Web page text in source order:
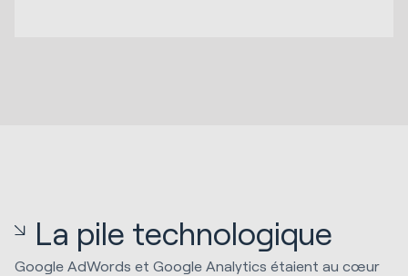
La pile technologique
Google AdWords et Google Analytics étaient au cœur